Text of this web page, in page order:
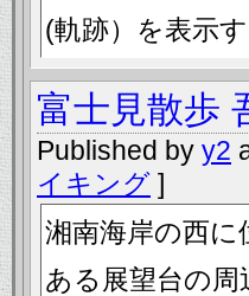
(軌跡）を表示
富士見散歩
Published by y2
イキング ]
湘南海岸の西に
ある展望台の